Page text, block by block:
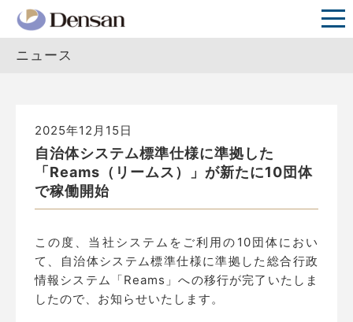
ニュース
2025年12月15日
自治体システム標準仕様に準拠した
「Reams（リームス）」が新たに10団体
で稼働開始
この度、当社システムをご利用の10団体におい
て、自治体システム標準仕様に準拠した総合行政
情報システム「Reams」への移行が完了いたしま
したので、お知らせいたします。